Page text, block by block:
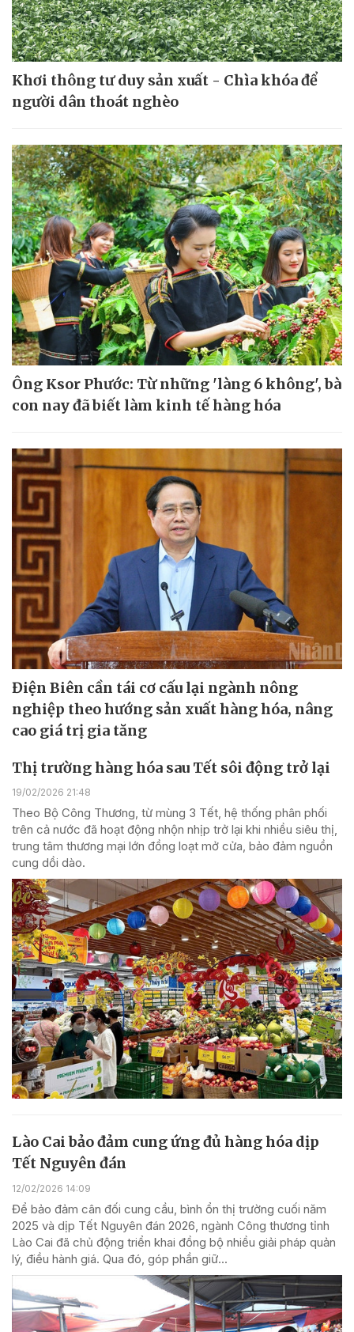
Khơi thông tư duy sản xuất - Chìa khóa để
người dân thoát nghèo
Ông Ksor Phước: Từ những 'làng 6 không', bà
con nay đã biết làm kinh tế hàng hóa
Điện Biên cần tái cơ cấu lại ngành nông
nghiệp theo hướng sản xuất hàng hóa, nâng
cao giá trị gia tăng
Thị trường hàng hóa sau Tết sôi động trở lại
19/02/2026 21:48
Theo Bộ Công Thương, từ mùng 3 Tết, hệ thống phân phối
trên cả nước đã hoạt động nhộn nhịp trở lại khi nhiều siêu thị,
trung tâm thương mại lớn đồng loạt mở cửa, bảo đảm nguồn
cung dồi dào.
Lào Cai bảo đảm cung ứng đủ hàng hóa dịp
Tết Nguyên đán
12/02/2026 14:09
Để bảo đảm cân đối cung cầu, bình ổn thị trường cuối năm
2025 và dịp Tết Nguyên đán 2026, ngành Công thương tỉnh
Lào Cai đã chủ động triển khai đồng bộ nhiều giải pháp quản
lý, điều hành giá. Qua đó, góp phần giữ...